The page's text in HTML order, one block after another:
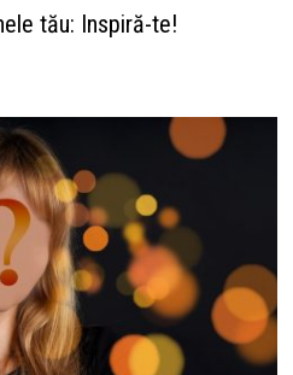
tău: Inspiră-te!